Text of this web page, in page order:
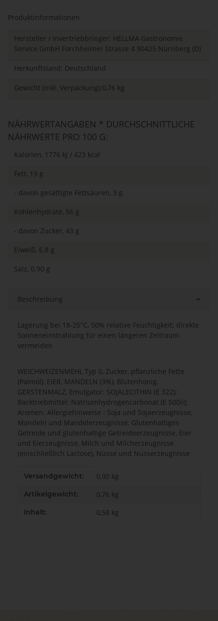
Produktinformationen
Hersteller / Invertriebbringer: HELLMA Gastronomie
Service GmbH Forchheimer Strasse 4 90425 Nürnberg (D)
Herkunftsland: Deutschland
Gewicht (inkl. Verpackung):0,76 kg
NÄHRWERTANGABEN * DURCHSCHNITTLICHE
NÄHRWERTE PRO 100 G:
Kalorien, 1776 kJ / 423 kcal
Fett, 19 g
- davon gesättigte Fettsäuren, 3 g
Kohlenhydrate, 56 g
- davon Zucker, 43 g
Eiweiß, 6.8 g
Salz, 0.90 g
Beschreibung
Lagerung bei 18-25°C, 50% relative Feuchtigkeit; direkte
Sonneneinstrahlung für einen längeren Zeitraum
vermeiden
WEICHWEIZENMEHL Typ 0, Zucker, pflanzliche Fette
(Palmöl), EIER, MANDELN (3%), Blütenhonig,
GERSTENMALZ, Emulgator: SOJALECITHIN (E 322);
Backtriebmittel: Natriumhydrogencarbonat (E 500ii);
Aromen. Allergiehinweise : Soja und Sojaerzeugnisse,
Mandeln und Mandelerzeugnisse, Glutenhaltiges
Getreide und glutenhaltige Getreideerzeugnisse, Eier
und Eierzeugnisse, Milch und Milcherzeugnisse
(einschließlich Lactose), Nüsse und Nusserzeugnisse
Produkteigenschaft
Wert
Versandgewicht: 0,90 kg
Artikelgewicht: 0,76 kg
Inhalt: 0,58 kg